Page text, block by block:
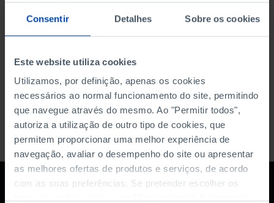
Consentir Detalhes Sobre os cookies
Este website utiliza cookies
Utilizamos, por definição, apenas os cookies
necessários ao normal funcionamento do site, permitindo
que navegue através do mesmo. Ao "Permitir todos",
autoriza a utilização de outro tipo de cookies, que
permitem proporcionar uma melhor experiência de
navegação, avaliar o desempenho do site ou apresentar
as melhores ofertas de produtos e serviços, de acordo
com as suas preferências. Se pretender escolher os
DATA DE FIM